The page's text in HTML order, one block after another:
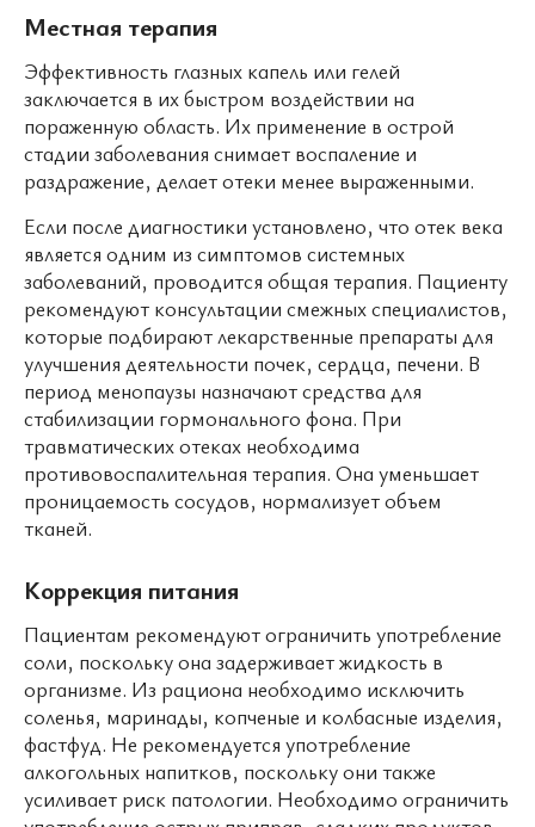
Местная терапия
Эффективность глазных капель или гелей
заключается в их быстром воздействии на
пораженную область. Их применение в острой
стадии заболевания снимает воспаление и
раздражение, делает отеки менее выраженными.
Если после диагностики установлено, что отек века
является одним из симптомов системных
заболеваний, проводится общая терапия. Пациенту
рекомендуют консультации смежных специалистов,
которые подбирают лекарственные препараты для
улучшения деятельности почек, сердца, печени. В
период менопаузы назначают средства для
стабилизации гормонального фона. При
травматических отеках необходима
противовоспалительная терапия. Она уменьшает
проницаемость сосудов, нормализует объем
тканей.
Коррекция питания
Пациентам рекомендуют ограничить употребление
соли, поскольку она задерживает жидкость в
организме. Из рациона необходимо исключить
соленья, маринады, копченые и колбасные изделия,
фастфуд. Не рекомендуется употребление
алкогольных напитков, поскольку они также
усиливает риск патологии. Необходимо ограничить